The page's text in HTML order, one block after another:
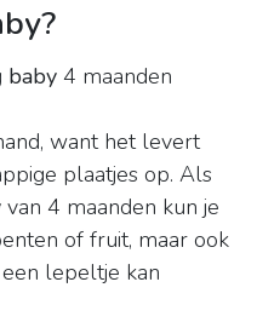
baby 4 maanden
want het levert
plaatjes op. Als
van 4 maanden kun je
of fruit, maar ook
lepeltje kan